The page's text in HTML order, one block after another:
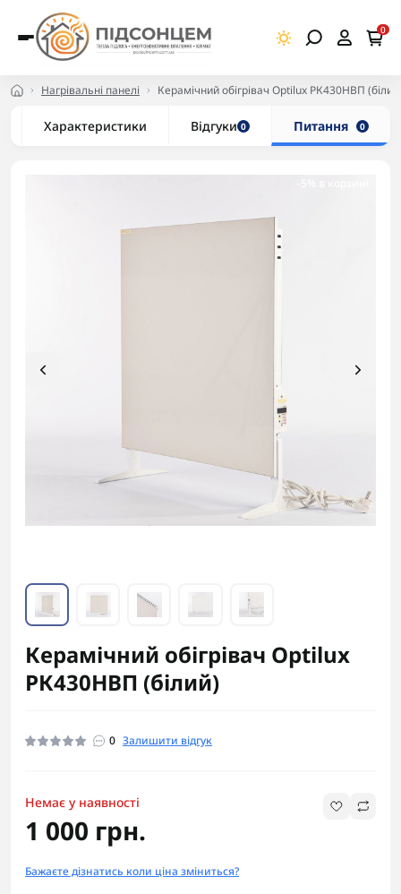
0
Нагрівальні панелі Керамічний обігрівач Optilux РК430НВП
Характеристики Відгуки 0 Питання 0
Керамічний обігрівач Optilux
РК430НВП (білий)
0 Залишити відгук
Немає у наявності
1 000 грн.
Бажаєте дізнатись коли ціна зміниться?